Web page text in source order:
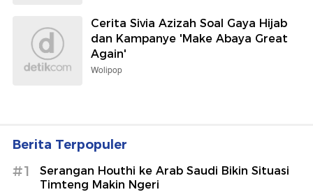
Cerita Sivia Azizah Soal Gaya Hijab
dan Kampanye 'Make Abaya Great
Again'
Wolipop
Berita Terpopuler
#1
Serangan Houthi ke Arab Saudi Bikin Situasi
Timteng Makin Ngeri